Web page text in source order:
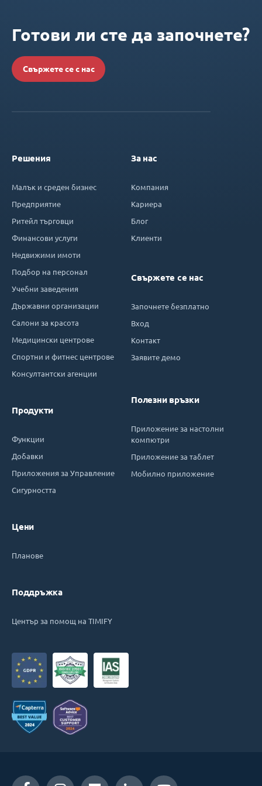
Готови ли сте да започнете?
Свържете се с нас
Решения
Малък и среден бизнес
Предприятие
Ритейл търговци
Финансови услуги
Недвижими имоти
Подбор на персонал
Учебни заведения
Държавни организации
Салони за красота
Медицински центрове
Спортни и фитнес центрове
Консултантски агенции
Продукти
Функции
Добавки
Приложения за Управление
Сигурността
Цени
Планове
Поддръжка
Център за помощ на TIMIFY
За нас
Компания
Кариера
Блог
Клиенти
Свържете се нас
Започнете безплатно
Вход
Контакт
Заявите демо
Полезни връзки
Приложение за настолни
компютри
Приложение за таблет
Мобилно приложение